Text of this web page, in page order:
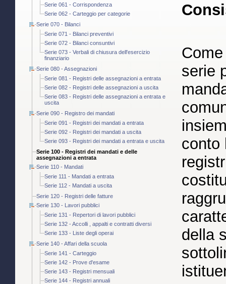
Serie 061 - Corrispondenza
Serie 062 - Carteggio per categorie
Serie 070 - Bilanci
Serie 071 - Bilanci preventivi
Serie 072 - Bilanci consuntivi
Serie 073 - Verbali di chiusura dell'esercizio
finanziario
Serie 080 - Assegnazioni
Serie 081 - Registri delle assegnazioni a entrata
Serie 082 - Registri delle assegnazioni a uscita
Serie 083 - Registri delle assegnazioni a entrata e
uscita
Serie 090 - Registro dei mandati
Serie 091 - Registri dei mandati a entrata
Serie 092 - Registri dei mandati a uscita
Serie 093 - Registri dei mandati a entrata e uscita
Serie 100 - Registri dei mandati e delle
assegnazioni a entrata
Serie 110 - Mandati
Serie 111 - Mandati a entrata
Serie 112 - Mandati a uscita
Serie 120 - Registri delle fatture
Serie 130 - Lavori pubblici
Serie 131 - Repertori di lavori pubblici
Serie 132 - Accolli , appalti e contratti diversi
Serie 133 - Liste degli operai
Serie 140 - Affari della scuola
Serie 141 - Carteggio
Serie 142 - Prove d'esame
Serie 143 - Registri mensuali
Serie 144 - Registri annuali
serie
conto
della